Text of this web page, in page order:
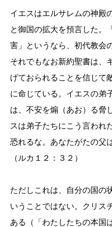
イエスはエルサレムの神殿
と御国の拡大を預言した。
害」というなら、初代教会
それでもなお新約聖書は、
げておられることを信じて
に命じている。イエスの弟
は、不安を煽（あお）る脅
スは弟子たちにこう言われ
恐れるな。あなたがたの父
（ルカ１２：３２）
ただしこれは、自分の国の
いうことではない。クリス
ある（「わたしたちの本国